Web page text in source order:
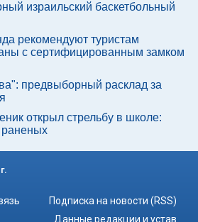
израильский баскетбольный
рекомендуют туристам
с сертифицированным замком
предвыборный расклад за
открыл стрельбу в школе:
раненых
Подписка на новости (RSS)
Данные редакции и устав